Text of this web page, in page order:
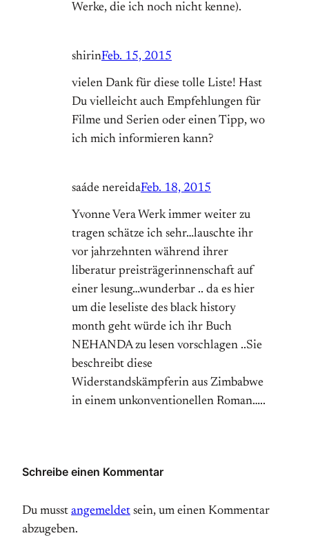
Werke, die ich noch nicht kenne).
shirinFeb. 15, 2015
vielen Dank für diese tolle Liste! Hast
Du vielleicht auch Empfehlungen für
Filme und Serien oder einen Tipp, wo
ich mich informieren kann?
saáde nereidaFeb. 18, 2015
Yvonne Vera Werk immer weiter zu
tragen schätze ich sehr…lauschte ihr
vor jahrzehnten während ihrer
liberatur preisträgerinnenschaft auf
einer lesung…wunderbar .. da es hier
um die leseliste des black history
month geht würde ich ihr Buch
NEHANDA zu lesen vorschlagen ..Sie
beschreibt diese
Widerstandskämpferin aus Zimbabwe
in einem unkonventionellen Roman…..
Schreibe einen Kommentar
Du musst angemeldet sein, um einen Kommentar
abzugeben.